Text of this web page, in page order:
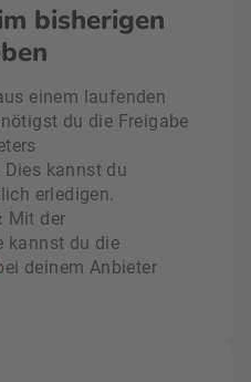
bisherigen
einem laufenden
du die Freigabe
kannst du
erledigen.
Mit der
kannst du die
deinem Anbieter